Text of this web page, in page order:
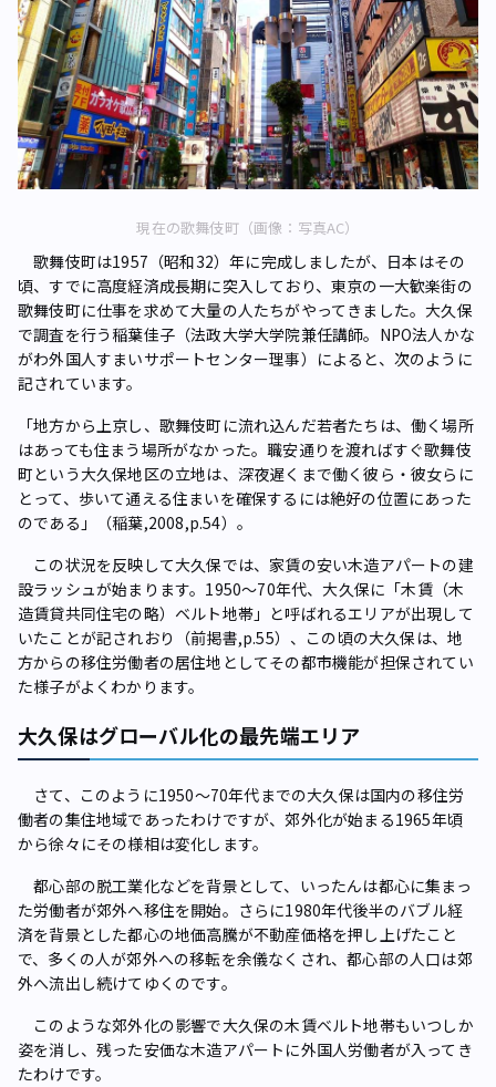
現在の歌舞伎町（画像：写真AC）
歌舞伎町は1957（昭和32）年に完成しましたが、日本はその
頃、すでに高度経済成長期に突入しており、東京の一大歓楽街の
歌舞伎町に仕事を求めて大量の人たちがやってきました。大久保
で調査を行う稲葉佳子（法政大学大学院兼任講師。NPO法人かな
がわ外国人すまいサポートセンター理事）によると、次のように
記されています。
「地方から上京し、歌舞伎町に流れ込んだ若者たちは、働く場所
はあっても住まう場所がなかった。職安通りを渡ればすぐ歌舞伎
町という大久保地区の立地は、深夜遅くまで働く彼ら・彼女らに
とって、歩いて通える住まいを確保するには絶好の位置にあった
のである」（稲葉,2008,p.54）。
この状況を反映して大久保では、家賃の安い木造アパートの建
設ラッシュが始まります。1950～70年代、大久保に「木賃（木
造賃貸共同住宅の略）ベルト地帯」と呼ばれるエリアが出現して
いたことが記されおり（前掲書,p.55）、この頃の大久保は、地
方からの移住労働者の居住地としてその都市機能が担保されてい
た様子がよくわかります。
大久保はグローバル化の最先端エリア
さて、このように1950～70年代までの大久保は国内の移住労
働者の集住地域であったわけですが、郊外化が始まる1965年頃
から徐々にその様相は変化します。
都心部の脱工業化などを背景として、いったんは都心に集まっ
た労働者が郊外へ移住を開始。さらに1980年代後半のバブル経
済を背景とした都心の地価高騰が不動産価格を押し上げたこと
で、多くの人が郊外への移転を余儀なくされ、都心部の人口は郊
外へ流出し続けてゆくのです。
このような郊外化の影響で大久保の木賃ベルト地帯もいつしか
姿を消し、残った安価な木造アパートに外国人労働者が入ってき
たわけです。